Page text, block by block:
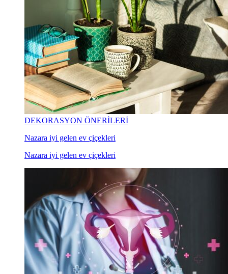
DEKORASYON ÖNERİLERİ
Nazara iyi gelen ev çiçekleri
Nazara iyi gelen ev çiçekleri